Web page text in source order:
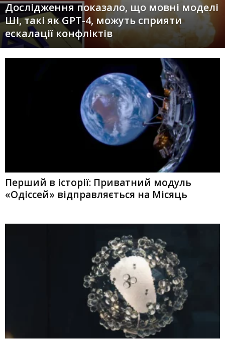
Дослідження показало, що мовні моделі
ШІ, такі як GPT-4, можуть сприяти
ескалації конфліктів
Перший в історії: Приватний модуль
«Одіссей» відправляється на Місяць